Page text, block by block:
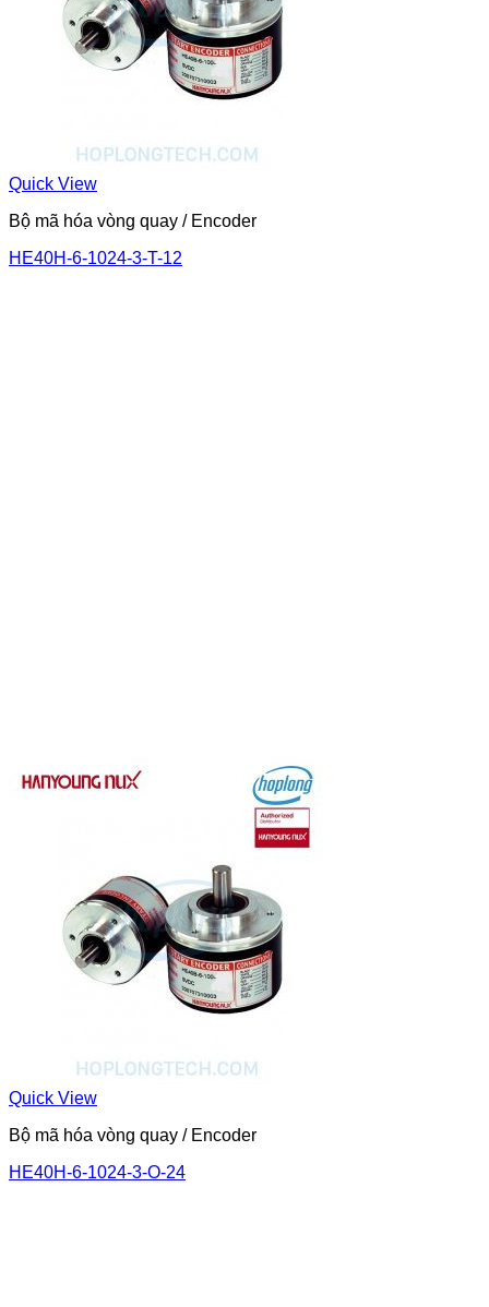
Quick View
Bộ mã hóa vòng quay / Encoder
HE40H-6-1024-3-T-12
Quick View
Bộ mã hóa vòng quay / Encoder
HE40H-6-1024-3-O-24